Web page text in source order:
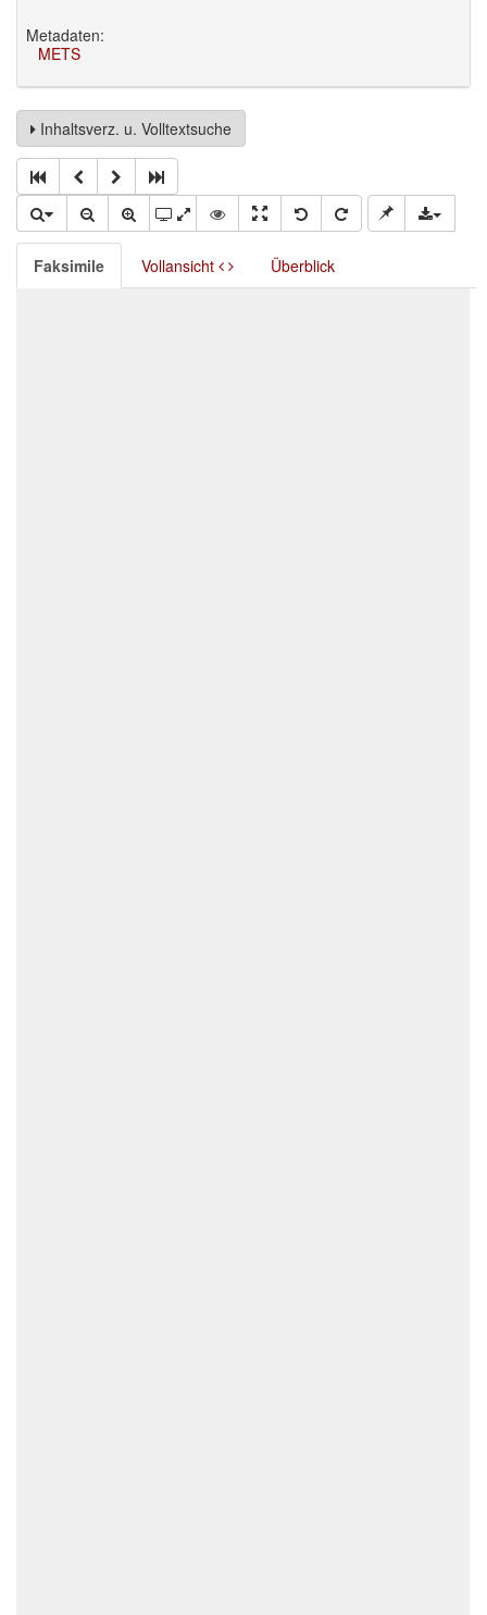
Metadaten:
METS
Inhaltsverz. u. Volltextsuche
Faksimile Vollansicht Überblick